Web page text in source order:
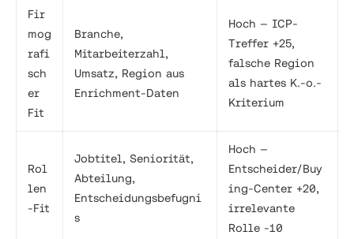
Fir
mog
rafi
sch
er
Fit
Branche,
Mitarbeiterzahl,
Umsatz, Region aus
Enrichment-Daten
Hoch — ICP-
Treffer +25,
falsche Region
als hartes K.-o.-
Kriterium
Rol
len
-Fit
Jobtitel, Seniorität,
Abteilung,
Entscheidungsbefugni
s
Hoch —
Entscheider/Buy
ing-Center +20,
irrelevante
Rolle -10